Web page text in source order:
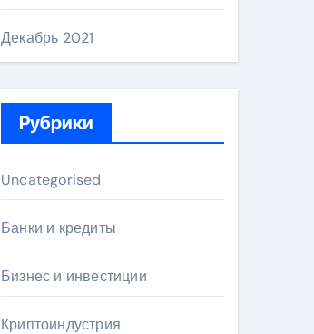
Декабрь 2021
Рубрики
Uncategorised
Банки и кредиты
Бизнес и инвестиции
Криптоиндустрия